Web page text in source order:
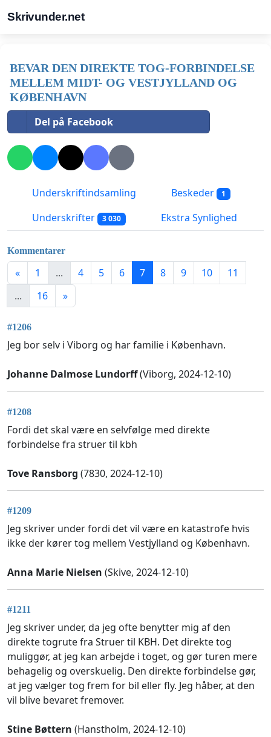
Skrivunder.net
BEVAR DEN DIREKTE TOG-FORBINDELSE
MELLEM MIDT- OG VESTJYLLAND OG
KØBENHAVN
Del på Facebook
Underskriftindsamling Beskeder 1
Underskrifter 3 030 Ekstra Synlighed
Kommentarer
« 1 ... 4 5 6 7 8 9 10
11
...
16 »
#1206
Jeg bor selv i Viborg og har familie i København.
Johanne Dalmose Lundorff(Viborg, 2024-12-10)
#1208
Fordi det skal være en selvfølge med direkte
forbindelse fra struer til kbh
Tove Ransborg (7830, 2024-12-10)
#1209
Jeg skriver under fordi det vil være en katastrofe hvis
ikke der kører tog mellem Vestjylland og København.
Anna Marie Nielsen (Skive, 2024-12-10)
#1211
Jeg skriver under, da jeg ofte benytter mig af den
direkte togrute fra Struer til KBH. Det direkte tog
muliggør, at jeg kan arbejde i toget, og gør turen mere
behagelig og overskuelig. Den direkte forbindelse gør,
at jeg vælger tog frem for bil eller fly. Jeg håber, at den
vil blive bevaret fremover.
Stine Bøttern (Hanstholm, 2024-12-10)